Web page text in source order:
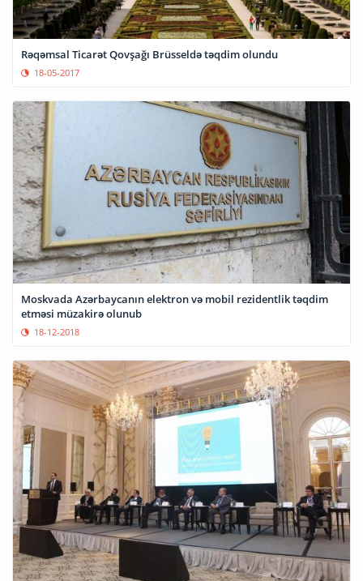
Rəqəmsal Ticarət Qovşağı Brüsseldə təqdim olundu
18-05-2017
Moskvada Azərbaycanın elektron və mobil rezidentlik təqdim
etməsi müzakirə olunub
18-12-2018